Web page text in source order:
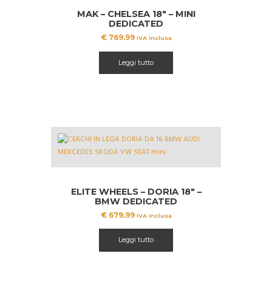
MAK – CHELSEA 18″ – MINI
DEDICATED
€769.99 IVA inclusa
Leggi tutto
ELITE WHEELS – DORIA 18″ –
BMW DEDICATED
€679.99 IVA inclusa
Leggi tutto